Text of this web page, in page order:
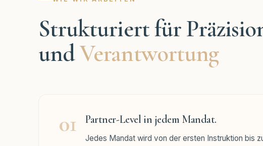
Strukturiert für
undVerantwortung
01 Partner-Level in jedem Mandat.
Jedes Mandat wird von der ersten Instruktion bis